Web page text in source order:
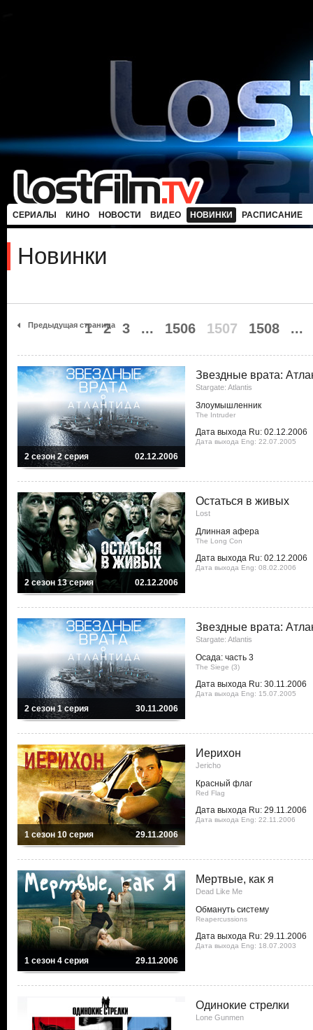
СЕРИАЛЫ КИНО НОВОСТИ ВИДЕО НОВИНКИ РАСПИСАНИЕ
Новинки
Предыдущая страница
1 2 3 ... 1506 1507 1508 ...
2 сезон 2 серия 02.12.2006
Звездные врата:
Stargate: Atlantis
Злоумышленник
The Intruder
Дата выхода Ru: 02.12.2006
Дата выхода Eng: 22.07.2005
2 сезон 13 серия 02.12.2006
Остаться в живых
Lost
Длинная афера
The Long Con
Дата выхода Ru: 02.12.2006
Дата выхода Eng: 08.02.2006
2 сезон 1 серия 30.11.2006
Звездные врата:
Stargate: Atlantis
Осада: часть 3
The Siege (3)
Дата выхода Ru: 30.11.2006
Дата выхода Eng: 15.07.2005
1 сезон 10 серия 29.11.2006
Иерихон
Jericho
Красный флаг
Red Flag
Дата выхода Ru: 29.11.2006
Дата выхода Eng: 22.11.2006
1 сезон 4 серия 29.11.2006
Мертвые, как я
Dead Like Me
Обмануть систему
Reapercussions
Дата выхода Ru: 29.11.2006
Дата выхода Eng: 18.07.2003
Одинокие стрелки
Lone Gunmen